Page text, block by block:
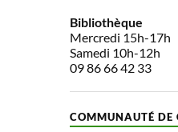
Bibliothèque
Mercredi 15h-17h
Samedi 10h-12h
09 86 66 42 33
COMMUNAUTÉ DE